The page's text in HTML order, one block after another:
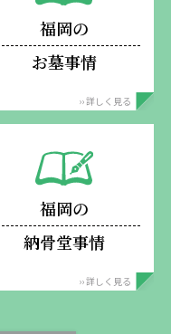
福岡の
お墓事情
›› 詳しく見る
福岡の
納骨堂事情
›› 詳しく見る